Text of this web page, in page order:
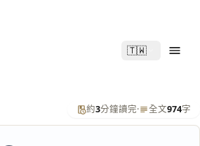
🇹🇼
約3分鐘讀完· 全文974字